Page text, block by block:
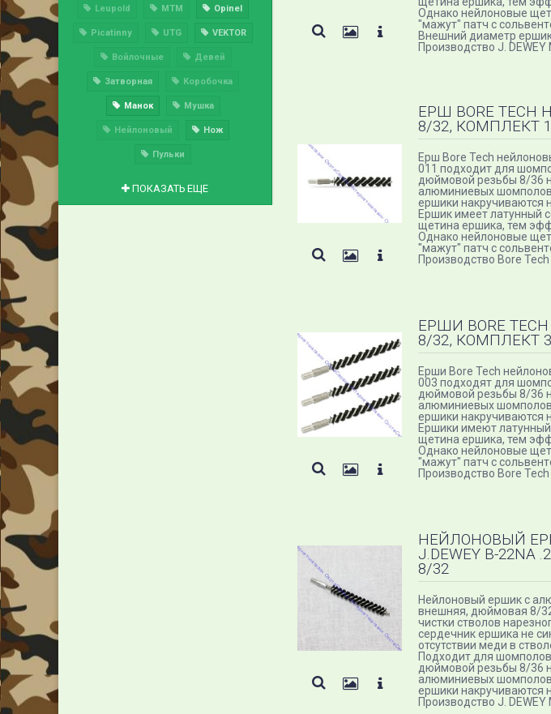
Leupold MTM Opinel
Picatinny UTG VEKTOR
Войлочные Девей
Затворная Коробочка
Манок Мушка
Нейлоновый Нож
Пульки
ПОКАЗАТЬ ЕЩЕ
Однако нейлоновые
"мажут" патч с
Внешний диаметр
Производство J. DEWEY
ЕРШ BORE
8/32, КОМПЛЕКТ 1
Ерш Bore Tech
011 подходит для
дюймовой резьбы 8/36
алюминиевых
ершики накручиваются
Ершик имеет латунный
щетина ершика, тем
Однако нейлоновые
"мажут" патч с
Производство Bore
ЕРШИ BORE
8/32, КОМПЛЕКТ
Ерши Bore Tech
003 подходят для
дюймовой резьбы 8/36
алюминиевых
ершики накручиваются
Ершики имеют
щетина ершика, тем
Однако нейлоновые
"мажут" патч с
Производство Bore
НЕЙЛОНОВЫЙ
J.DEWEY B-
8/32
Нейлоновый ершик с
внешняя, дюймовая 8/
чистки стволов
сердечник ершика не
отсутствии меди в
Подходит для
дюймовой резьбы 8/36
алюминиевых
ершики накручиваются
Производство J. DEWEY